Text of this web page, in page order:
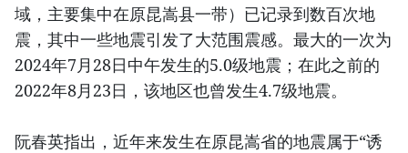
域，主要集中在原昆嵩县一带）已记录到数百次地
震，其中一些地震引发了大范围震感。最大的一次为
2024年7月28日中午发生的5.0级地震；在此之前的
2022年8月23日，该地区也曾发生4.7级地震。
阮春英指出，近年来发生在原昆嵩省的地震属于“诱